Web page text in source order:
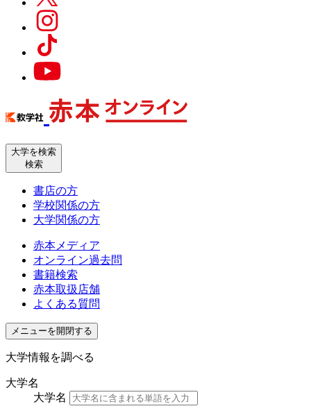
大学を検索
検索
書店の方
学校関係の方
大学関係の方
赤本メディア
オンライン過去問
書籍検索
赤本取扱店舗
よくある質問
メニューを開閉する
大学情報を調べる
大学名
大学名